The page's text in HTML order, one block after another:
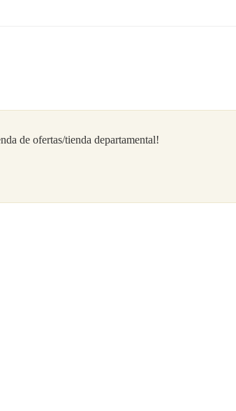
de ofertas/tienda departamental!